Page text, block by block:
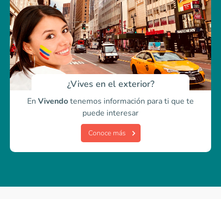
¿Vives en el exterior?
En Vivendotenemos información para ti que te
puede interesar
Conoce más